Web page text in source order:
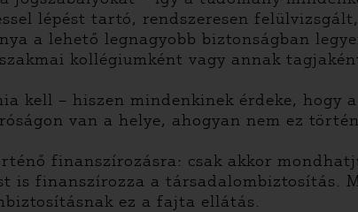
lépést tartó, rendszeresen
a lehető legnagyobb biztonságban
kollégiumként vagy annak
kell – hiszen mindenkinek érdeke, hogy
van a helye, ahogyan nem ez
finanszírozásra: csak akkor
is finanszírozza a társadalombiztosítás.
ez a fajta ellátás.